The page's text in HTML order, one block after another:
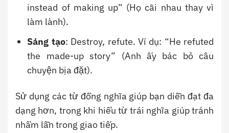
instead of making up” (Họ cãi nhau thay vì
làm lành).
Sáng tạo: Destroy, refute. Ví dụ: “He refuted
the made-up story” (Anh ấy bác bỏ câu
chuyện bịa đặt).
Sử dụng các từ đồng nghĩa giúp bạn diễn đạt đa
dạng hơn, trong khi hiểu từ trái nghĩa giúp tránh
nhầm lẫn trong giao tiếp.